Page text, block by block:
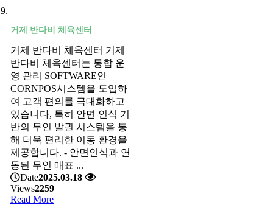
거제 반다비 체육센터
거제 반다비 체육센터 거제
반다비 체육센터는 통합 운
영 관리 SOFTWARE인
CORNPOS시스템을 도입하
여 고객 편의를 극대화하고
있습니다, 특히 안면 인식 기
반의 무인 발권 시스템을 통
해 더욱 편리한 이동 환경을
제공합니다. - 안면인식과 연
동된 무인 매표 ...
Date2025.03.18
Views2259
Read More